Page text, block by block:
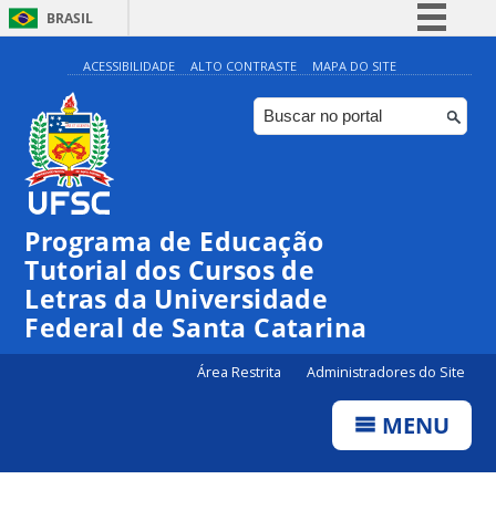
BRASIL
Simplifique!
Comunica BR
Participe
ACESSIBILIDADE ALTO CONTRASTE MAPA DO SITE
Programa de Educação
Tutorial dos Cursos de
Letras da Universidade
Federal de Santa Catarina
Área Restrita Administradores do Site
MENU